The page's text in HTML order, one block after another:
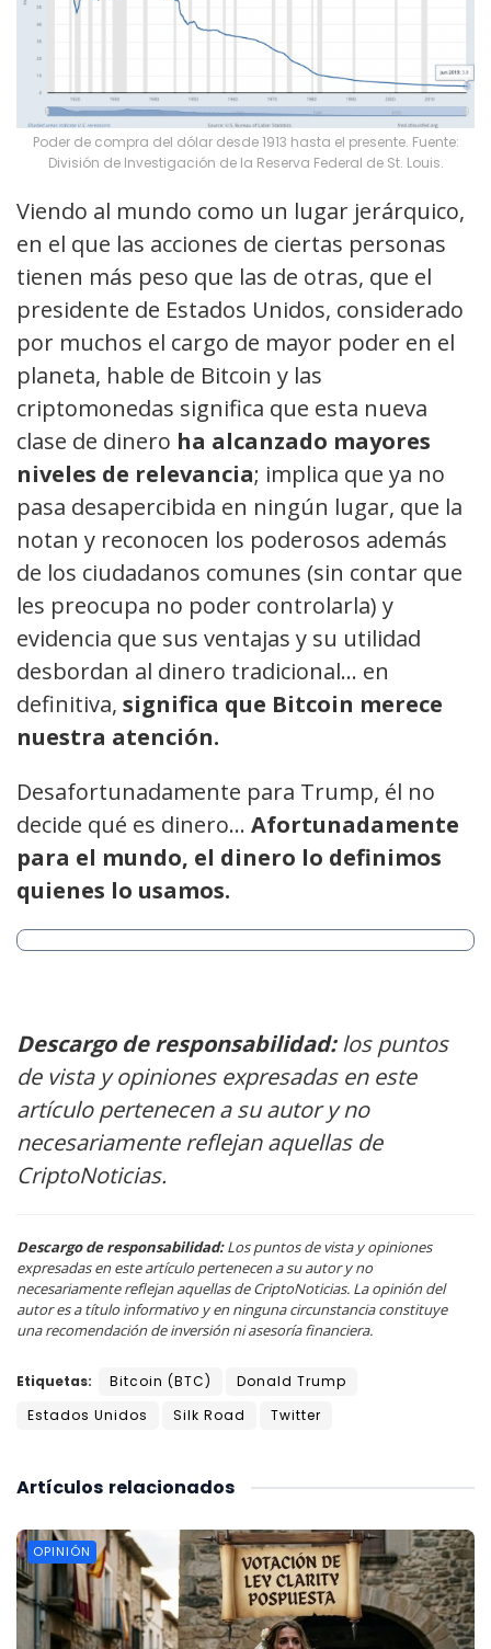
Poder de compra del dólar desde 1913 hasta el presente. Fuente:
División de Investigación de la Reserva Federal de St. Louis.
Viendo al mundo como un lugar jerárquico,
en el que las acciones de ciertas personas
tienen más peso que las de otras, que el
presidente de Estados Unidos, considerado
por muchos el cargo de mayor poder en el
planeta, hable de Bitcoin y las
criptomonedas significa que esta nueva
clase de dinero ha alcanzado mayores
niveles de relevancia; implica que ya no
pasa desapercibida en ningún lugar, que la
notan y reconocen los poderosos además
de los ciudadanos comunes (sin contar que
les preocupa no poder controlarla) y
evidencia que sus ventajas y su utilidad
desbordan al dinero tradicional… en
definitiva, significa que Bitcoin merece
nuestra atención.
Desafortunadamente para Trump, él no
decide qué es dinero… Afortunadamente
para el mundo, el dinero lo definimos
quienes lo usamos.
Descargo de responsabilidad:los puntos
de vista y opiniones expresadas en este
artículo pertenecen a su autor y no
necesariamente reflejan aquellas de
CriptoNoticias.
Descargo de responsabilidad:Los puntos de vista y opiniones
expresadas en este artículo pertenecen a su autor y no
necesariamente reflejan aquellas de CriptoNoticias. La opinión del
autor es a título informativo y en ninguna circunstancia constituye
una recomendación de inversión ni asesoría financiera.
Etiquetas: Bitcoin (BTC)
Donald Trump
Estados Unidos
Silk Road Twitter
relacionados
Artículos
OPINIÓN